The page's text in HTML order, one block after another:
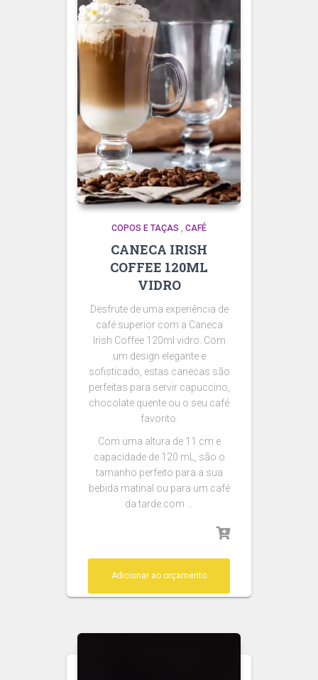
COPOS E TAÇAS , CAFÉ
CANECA IRISH
COFFEE 120ML
VIDRO
Desfrute de uma experiência de
café superior com a Caneca
Irish Coffee 120ml vidro. Com
um design elegante e
sofisticado, estas canecas são
perfeitas para servir capuccino,
chocolate quente ou o seu café
favorito.
Com uma altura de 11 cm e
capacidade de 120 mL, são o
tamanho perfeito para a sua
bebida matinal ou para um café
da tarde com …
Adicionar ao orçamento